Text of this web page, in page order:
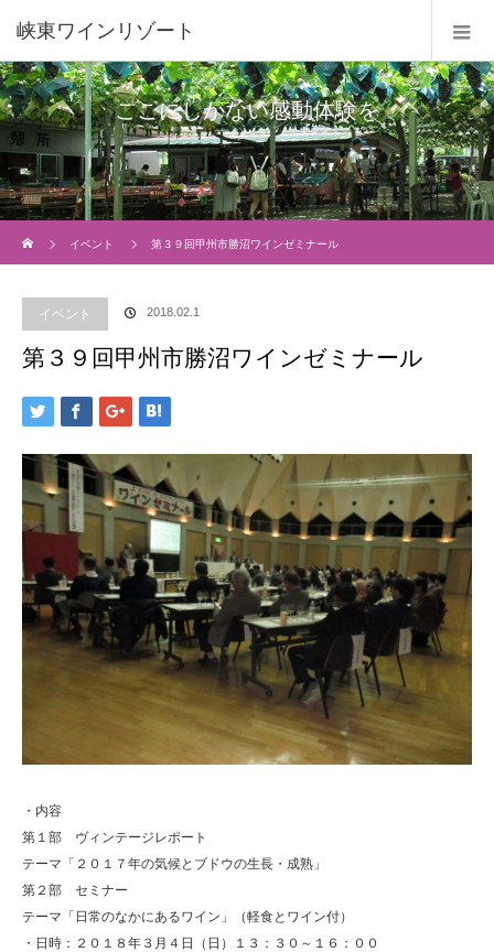
峡東ワインリゾート
ここにしかない感動体験を
イベント
第３９回甲州市勝沼ワインゼミナール
イベント 2018.02.1
第３９回甲州市勝沼ワインゼミナール
・内容
第１部 ヴィンテージレポート
テーマ「２０１７年の気候とブドウの生長・成熟」
第２部 セミナー
テーマ「日常のなかにあるワイン」（軽食とワイン付）
・日時：２０１８年３月４日（日）１３：３０～１６：００